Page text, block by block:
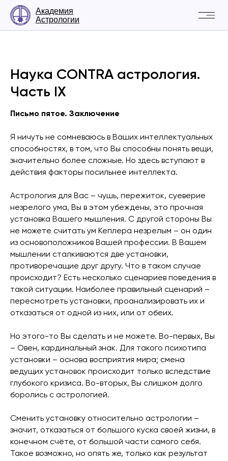
Академия
Астрологии
Наука CONTRA астрология.
Часть IX
Письмо пятое. Заключение
Я ничуть не сомневаюсь в Ваших интеллектуальных
способностях, в том, что Вы способны понять вещи,
значительно более сложные. Но здесь вступают в
действия факторы посильнее интеллекта.
Астрология для Вас – чушь, пережиток, суеверие
незрелого ума, Вы в этом убеждены, это прочная
установка Вашего мышления. С другой стороны Вы
не можете считать ум Кеплера незрелым – он один
из основоположников Вашей профессии. В Вашем
мышлении сталкиваются две установки,
противоречащие друг другу. Что в таком случае
происходит? Есть несколько сценариев поведения в
такой ситуации. Наиболее правильный сценарий –
пересмотреть установки, проанализировать их и
отказаться от одной из них, или от обеих.
Но этого-то Вы сделать и не можете. Во-первых, Вы
– Овен, кардинальный знак. Для такого психотипа
установки – основа восприятия мира; смена
ведущих установок происходит только вследствие
глубокого кризиса. Во-вторых, Вы слишком долго
боролись с астрологией.
Сменить установку относительно астрологии –
значит, отказаться от большого куска своей жизни, в
конечном счёте, от большой части самого себя.
Такое возможно, но опять же, только как результат